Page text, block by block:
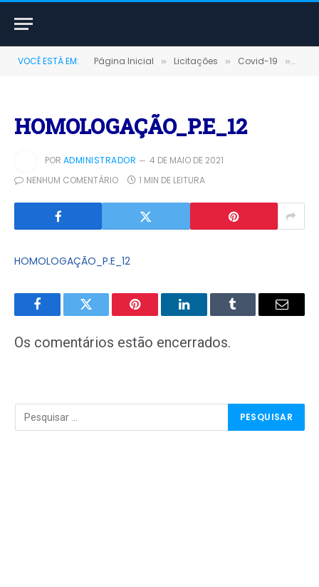
VOCÊ ESTÁ EM: Página Inicial » Licitações » Covid-19 »
HOMOLOGAÇÃO_P.E_12
POR ADMINISTRADOR
4 DE MAIO DE 2021
NENHUM COMENTÁRIO
1 MIN DE LEITURA
HOMOLOGAÇÃO_P.E_12
FacebookTwitter Pinterest LinkedInTumblr
E-
Os comentários estão encerrados.